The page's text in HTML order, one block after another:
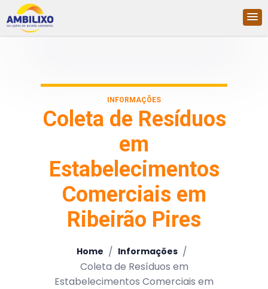
INFORMAÇÕES
Coleta de Resíduos
em
Estabelecimentos
Comerciais em
Ribeirão Pires
Home / Informações /
Coleta de Resíduos em
Estabelecimentos Comerciais em